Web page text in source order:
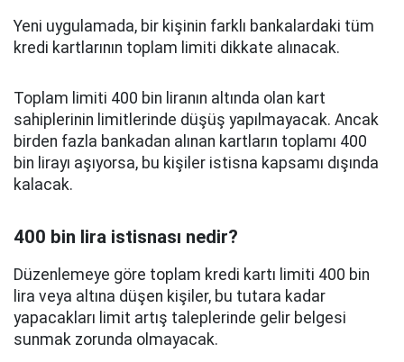
Yeni uygulamada, bir kişinin farklı bankalardaki tüm
kredi kartlarının toplam limiti dikkate alınacak.
Toplam limiti 400 bin liranın altında olan kart
sahiplerinin limitlerinde düşüş yapılmayacak. Ancak
birden fazla bankadan alınan kartların toplamı 400
bin lirayı aşıyorsa, bu kişiler istisna kapsamı dışında
kalacak.
400 bin lira istisnası nedir?
Düzenlemeye göre toplam kredi kartı limiti 400 bin
lira veya altına düşen kişiler, bu tutara kadar
yapacakları limit artış taleplerinde gelir belgesi
sunmak zorunda olmayacak.